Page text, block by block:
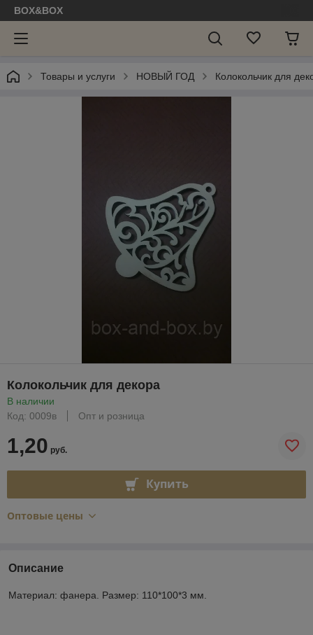
BOX&BOX
Товары и услуги НОВЫЙ ГОД Колокольчик для
Колокольчик для декора
В наличии
Код: 0009в
Опт и розница
1,20 руб.
Купить
Оптовые цены
Описание
Материал: фанера. Размер: 110*100*3 мм.